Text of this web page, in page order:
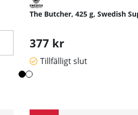
The Butcher, 425 g, Swedish
377 kr
Tillfälligt slut